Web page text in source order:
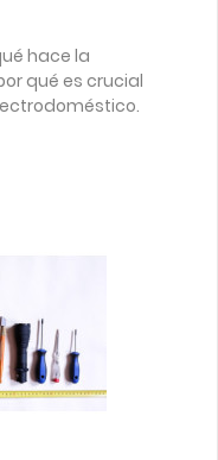
hace la
qué es crucial